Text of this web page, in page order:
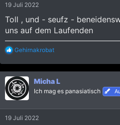
n
:
19 Juli 2022
Toll , und - seufz -
uns auf dem Laufenden
R
a
k
t
i
o
n
Gehirnakrobat
Micha L
Ich mag es panasiatisch
19 Juli 2022